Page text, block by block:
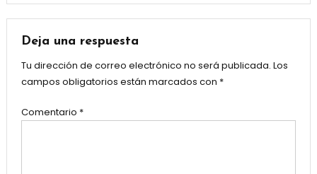
Deja una respuesta
Tu dirección de correo electrónico no será publicada. Los
campos obligatorios están marcados con *
Comentario *